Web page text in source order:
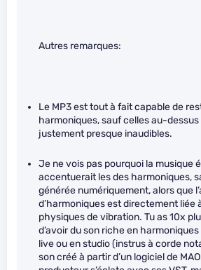
Autres remarques:
Le MP3 est tout à fait capable de
harmoniques, sauf celles au-dessus
justement presque inaudibles.
Je ne vois pas pourquoi la musique
accentuerait les des harmoniques,
générée numériquement, alors que
d’harmoniques est directement liée
physiques de vibration. Tu as 10x
d’avoir du son riche en
live ou en studio (instrus à corde
son créé à partir d’un logiciel de